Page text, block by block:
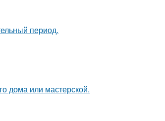
период.
дома или мастерской.